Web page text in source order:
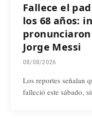
Fallece el
los 68 años:
Jorge Messi
08/08/2026
Los reportes señalan
falleció este sábado,